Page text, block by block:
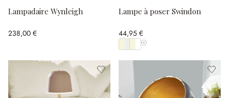
Lampadaire Wynleigh
238,00 €
Lampe à poser Swindon
44,95 €
Afficher toutes les couleurs